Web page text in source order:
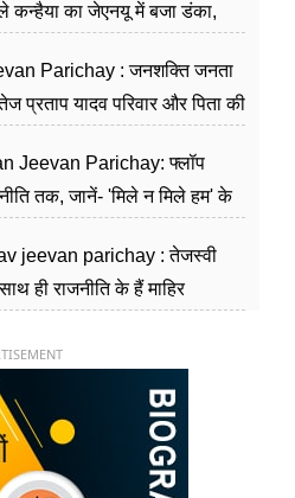
कन्हैया का जेएनयू में बजा डंका,
Parichay : जनशक्ति जनता
प्रताप यादव परिवार और पिता की
Jeevan Parichay: फ्लॉप
तक, जानें- 'मिले न मिले हम' के
jeevan parichay : तेजस्वी
ही राजनीति के हैं माहिर